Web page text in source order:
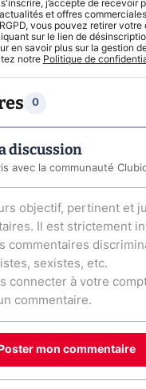
j’accepte de recevoir
et offres
vous pouvez retirer votre
sur le lien de
en savoir plus sur la gestion
notre Politique de
0
discussion
avec la communauté
Poster mon commentaire